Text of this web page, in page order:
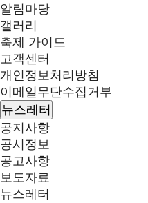
알림마당
갤러리
축제 가이드
고객센터
개인정보처리방침
이메일무단수집거부
뉴스레터
공지사항
공시정보
공고사항
보도자료
뉴스레터